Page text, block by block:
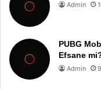
Admin
PUBG
Efsane
Admin